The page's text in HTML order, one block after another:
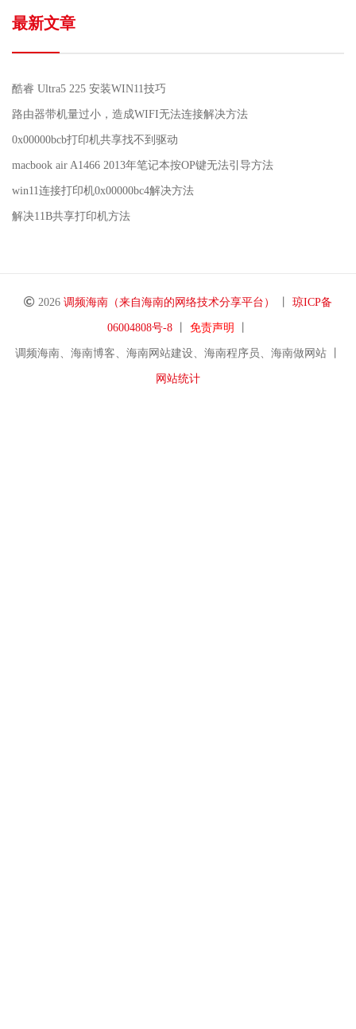
最新文章
酷睿 Ultra5 225 安装WIN11技巧
路由器带机量过小，造成WIFI无法连接解决方法
0x00000bcb打印机共享找不到驱动
macbook air A1466 2013年笔记本按OP键无法引导方法
win11连接打印机0x00000bc4解决方法
解决11B共享打印机方法
2026 调频海南（来自海南的网络技术分享平台） 琼ICP备
06004808号-8 免责声明
调频海南、海南博客、海南网站建设、海南程序员、海南做网站 丨
网站统计